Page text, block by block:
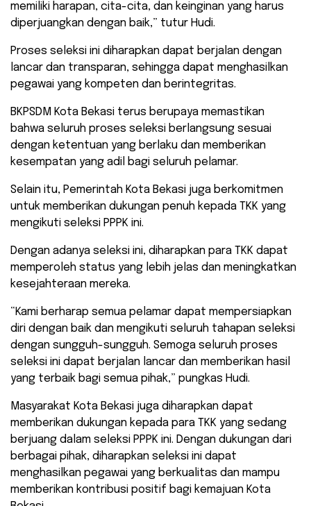
memiliki harapan, cita-cita, dan keinginan yang harus
diperjuangkan dengan baik,” tutur Hudi.
Proses seleksi ini diharapkan dapat berjalan dengan
lancar dan transparan, sehingga dapat menghasilkan
pegawai yang kompeten dan berintegritas.
BKPSDM Kota Bekasi terus berupaya memastikan
bahwa seluruh proses seleksi berlangsung sesuai
dengan ketentuan yang berlaku dan memberikan
kesempatan yang adil bagi seluruh pelamar.
Selain itu, Pemerintah Kota Bekasi juga berkomitmen
untuk memberikan dukungan penuh kepada TKK yang
mengikuti seleksi PPPK ini.
Dengan adanya seleksi ini, diharapkan para TKK dapat
memperoleh status yang lebih jelas dan meningkatkan
kesejahteraan mereka.
“Kami berharap semua pelamar dapat mempersiapkan
diri dengan baik dan mengikuti seluruh tahapan seleksi
dengan sungguh-sungguh. Semoga seluruh proses
seleksi ini dapat berjalan lancar dan memberikan hasil
yang terbaik bagi semua pihak,” pungkas Hudi.
Masyarakat Kota Bekasi juga diharapkan dapat
memberikan dukungan kepada para TKK yang sedang
berjuang dalam seleksi PPPK ini. Dengan dukungan dari
berbagai pihak, diharapkan seleksi ini dapat
menghasilkan pegawai yang berkualitas dan mampu
memberikan kontribusi positif bagi kemajuan Kota